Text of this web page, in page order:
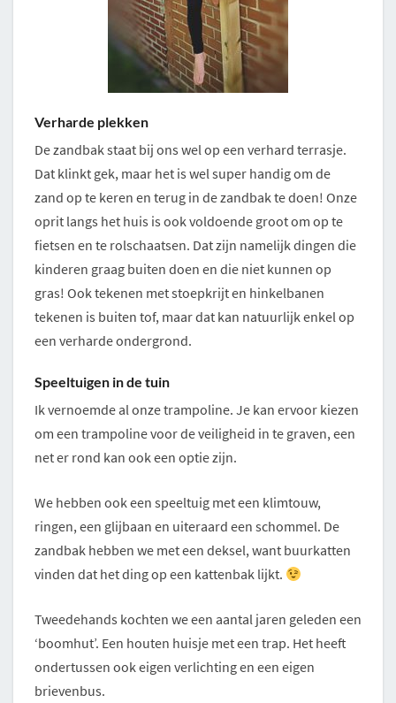
Verharde plekken
De zandbak staat bij ons wel op een verhard terrasje.
Dat klinkt gek, maar het is wel super handig om de
zand op te keren en terug in de zandbak te doen! Onze
oprit langs het huis is ook voldoende groot om op te
fietsen en te rolschaatsen. Dat zijn namelijk dingen die
kinderen graag buiten doen en die niet kunnen op
gras! Ook tekenen met stoepkrijt en hinkelbanen
tekenen is buiten tof, maar dat kan natuurlijk enkel op
een verharde ondergrond.
Speeltuigen in de tuin
Ik vernoemde al onze trampoline. Je kan ervoor kiezen
om een trampoline voor de veiligheid in te graven, een
net er rond kan ook een optie zijn.
We hebben ook een speeltuig met een klimtouw,
ringen, een glijbaan en uiteraard een schommel. De
zandbak hebben we met een deksel, want buurkatten
vinden dat het ding op een kattenbak lijkt.
Tweedehands kochten we een aantal jaren geleden een
‘boomhut’. Een houten huisje met een trap. Het heeft
ondertussen ook eigen verlichting en een eigen
brievenbus.